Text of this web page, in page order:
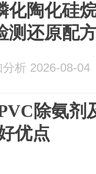
化陶化硅
测还原配
分析 2026-08-04
除氨剂
优点